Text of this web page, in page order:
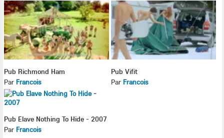
Pub Richmond Ham
Par Francois
Pub Vifit
Par Francois
Pub Elave Nothing To Hide - 2007
Par Francois